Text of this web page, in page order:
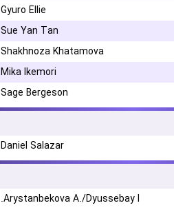
Gyuro Ellie
Sue Yan Tan
Shakhnoza Khatamova
Mika Ikemori
Sage Bergeson
Daniel Salazar
Arystanbekova A./Dyussebay I.